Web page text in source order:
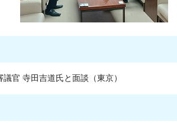
官 寺田吉道氏と面談（東京）